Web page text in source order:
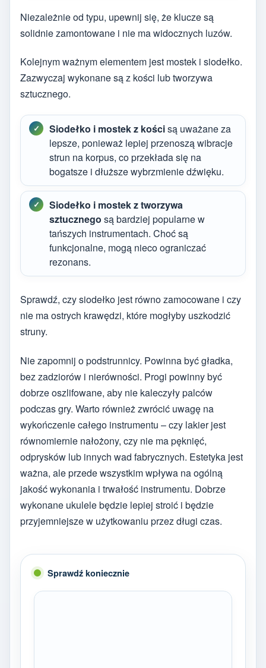
Niezależnie od typu, upewnij się, że klucze są
solidnie zamontowane i nie ma widocznych luzów.
Kolejnym ważnym elementem jest mostek i siodełko.
Zazwyczaj wykonane są z kości lub tworzywa
sztucznego.
Siodełko i mostek z kościsą uważane za
lepsze, ponieważ lepiej przenoszą wibracje
strun na korpus, co przekłada się na
bogatsze i dłuższe wybrzmienie dźwięku.
Siodełko i mostek z tworzywa
sztucznego są bardziej popularne w
tańszych instrumentach. Choć są
funkcjonalne, mogą nieco ograniczać
rezonans.
Sprawdź, czy siodełko jest równo zamocowane i czy
nie ma ostrych krawędzi, które mogłyby uszkodzić
struny.
Nie zapomnij o podstrunnicy. Powinna być gładka,
bez zadziorów i nierówności. Progi powinny być
dobrze oszlifowane, aby nie kaleczyły palców
podczas gry. Warto również zwrócić uwagę na
wykończenie całego instrumentu – czy lakier jest
równomiernie nałożony, czy nie ma pęknięć,
odprysków lub innych wad fabrycznych. Estetyka jest
ważna, ale przede wszystkim wpływa na ogólną
jakość wykonania i trwałość instrumentu. Dobrze
wykonane ukulele będzie lepiej stroić i będzie
przyjemniejsze w użytkowaniu przez długi czas.
Sprawdź koniecznie